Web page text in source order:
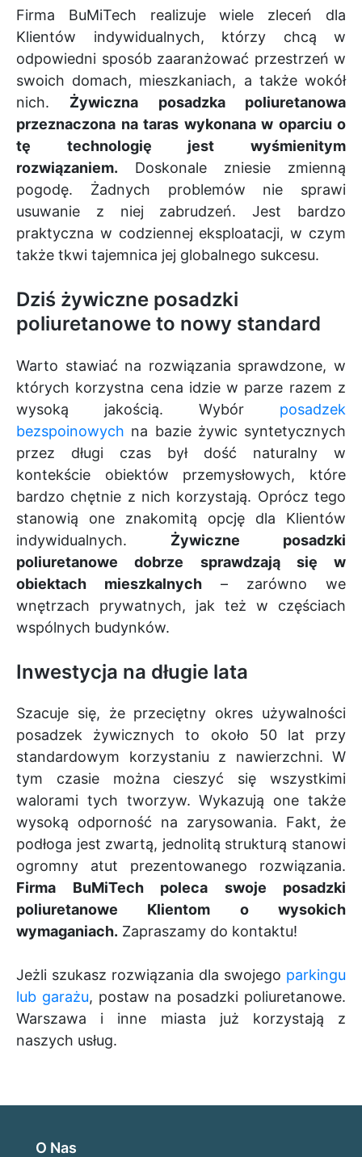
Firma BuMiTech realizuje wiele zleceń dla
Klientów indywidualnych, którzy chcą w
odpowiedni sposób zaaranżować przestrzeń w
swoich domach, mieszkaniach, a także wokół
nich. Żywiczna posadzka poliuretanowa
przeznaczona na taras wykonana w oparciu o
tę technologię jest wyśmienitym
rozwiązaniem. Doskonale zniesie zmienną
pogodę. Żadnych problemów nie sprawi
usuwanie z niej zabrudzeń. Jest bardzo
praktyczna w codziennej eksploatacji, w czym
także tkwi tajemnica jej globalnego sukcesu.
Dziś żywiczne posadzki
poliuretanowe to nowy standard
Warto stawiać na rozwiązania sprawdzone, w
których korzystna cena idzie w parze razem z
wysoką jakością. Wybór posadzek
bezspoinowych na bazie żywic syntetycznych
przez długi czas był dość naturalny w
kontekście obiektów przemysłowych, które
bardzo chętnie z nich korzystają. Oprócz tego
stanowią one znakomitą opcję dla Klientów
indywidualnych. Żywiczne posadzki
poliuretanowe dobrze sprawdzają się w
obiektach mieszkalnych – zarówno we
wnętrzach prywatnych, jak też w częściach
wspólnych budynków.
Inwestycja na długie lata
Szacuje się, że przeciętny okres używalności
posadzek żywicznych to około 50 lat przy
standardowym korzystaniu z nawierzchni. W
tym czasie można cieszyć się wszystkimi
walorami tych tworzyw. Wykazują one także
wysoką odporność na zarysowania. Fakt, że
podłoga jest zwartą, jednolitą strukturą stanowi
ogromny atut prezentowanego rozwiązania.
Firma BuMiTech poleca swoje posadzki
poliuretanowe Klientom o wysokich
wymaganiach. Zapraszamy do kontaktu!
Jeżli szukasz rozwiązania dla swojego parkingu
lub garażu, postaw na posadzki poliuretanowe.
Warszawa i inne miasta już korzystają z
naszych usług.
O Nas